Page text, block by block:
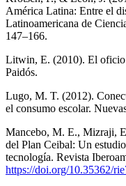
América Latina: Entre el
Latinoamericana de
147–166.
Litwin, E. (2010). El oficio
Paidós.
Lugo, M. T. (2012).
el consumo escolar.
Mancebo, M. E., Mizraji,
del Plan Ceibal: Un
tecnología. Revista
https://doi.org/10.35362/